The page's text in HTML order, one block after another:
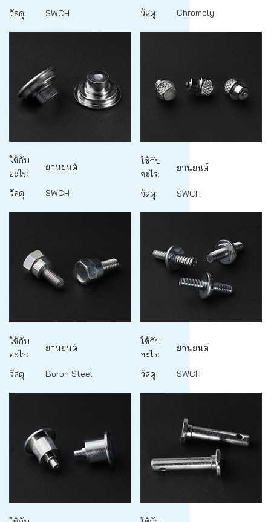
วัสดุ:
SWCH วัสดุ: Chromoly
ใช้กับ
อะไร:
ยานยนต์
วัสดุ: SWCH
ใช้กับ
อะไร:
ยานยนต์
วัสดุ: SWCH
ใช้กับ
อะไร:
ยานยนต์
วัสดุ: Boron Steel
ใช้กับ
อะไร:
ยานยนต์
วัสดุ: SWCH